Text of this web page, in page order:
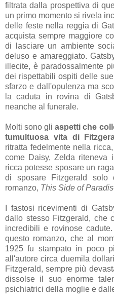
filtrata dalla prospettiva di
un primo momento si rivela
delle feste nella reggia di
acquista sempre maggiore
di lasciare un ambiente
deluso e amareggiato.
illecite, è paradossalmente
dei rispettabili ospiti delle
sfarzo e dall'opulenza ma
la caduta in rovina di
neanche al funerale.
Molti sono gliaspetti che
tumultuosa vita di
ritratta fedelmente nella
come Daisy, Zelda riteneva
ricca potesse sposare un
di sposare Fitzgerald
romanzo, This Side of
I fastosi ricevimenti di
dallo stesso Fitzgerald, che
incredibili e rovinose
questo romanzo, che al
1925 fu stampato in poco
all'autore circa duemila
Fitzgerald, sempre più
dissolse il suo enorme
psichiatrici della moglie e